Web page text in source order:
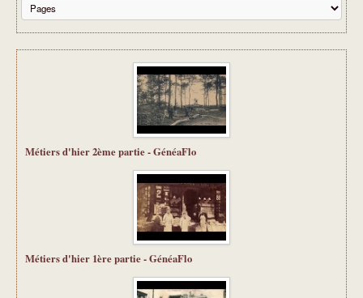
Métiers d'hier 2ème partie - GénéaFlo
Métiers d'hier 1ère partie - GénéaFlo